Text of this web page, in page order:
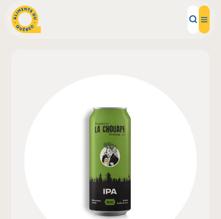
Inspirations d'ici
Restaurants
Institutions